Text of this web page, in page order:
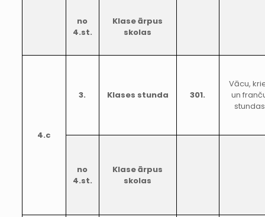
no
4.st.
Klase ārpus
skolas
4.c
3. Klases stunda 301.
Vācu,
un
no
4.st.
Klase ārpus
skolas